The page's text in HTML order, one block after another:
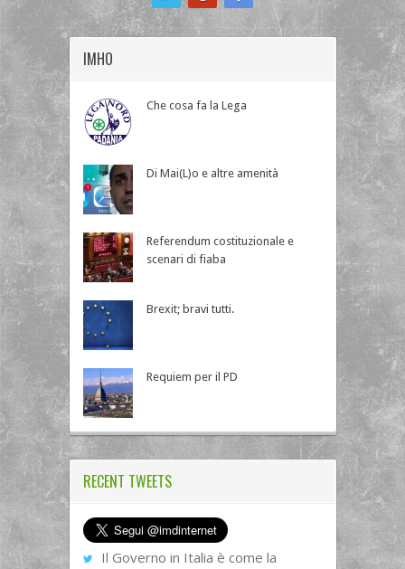
IMHO
Che cosa fa la Lega
Di Mai(L)o e altre amenità
Referendum costituzionale e
scenari di fiaba
Brexit; bravi tutti.
Requiem per il PD
RECENT TWEETS
Il Governo in Italia è come la